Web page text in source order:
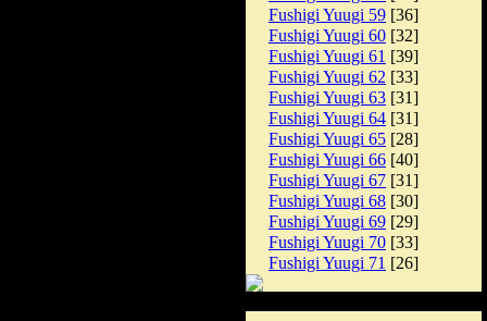
Fushigi Yuugi 59 [36]
Fushigi Yuugi 60 [32]
Fushigi Yuugi 61 [39]
Fushigi Yuugi 62 [33]
Fushigi Yuugi 63 [31]
Fushigi Yuugi 64 [31]
Fushigi Yuugi 65 [28]
Fushigi Yuugi 66 [40]
Fushigi Yuugi 67 [31]
Fushigi Yuugi 68 [30]
Fushigi Yuugi 69 [29]
Fushigi Yuugi 70 [33]
Fushigi Yuugi 71 [26]